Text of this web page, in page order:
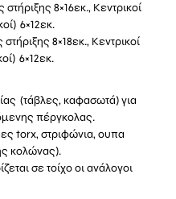
8×16εκ., Κεντρικοί
6×12εκ.
8×18εκ., Κεντρικοί
6×12εκ.
(τάβλες, καφασωτά) για
πέργκολας.
torx, στριφώνια, ουπα
κολώνας).
σε τοίχο οι ανάλογοι